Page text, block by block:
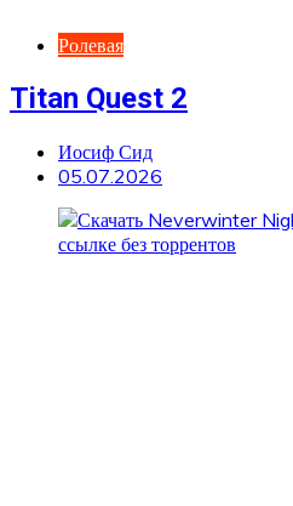
Ролевая
Titan Quest 2
Иосиф Сид
05.07.2026